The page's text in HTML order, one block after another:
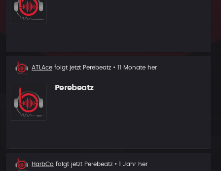
Neuer
ATLAce folgt jetzt Perebeatz • 11 Monate her
Perebeatz
Neuer
HarbCo folgt jetzt Perebeatz • 1 Jahr her